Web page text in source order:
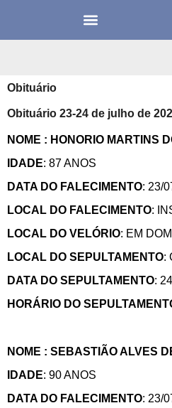
Obituário
Obituário 23-24 de julho de
NOME : HONORIO MARTINS
IDADE: 87 ANOS
DATA DO FALECIMENTO: 23/
LOCAL DO FALECIMENTO:
LOCAL DO VELÓRIO: EM
LOCAL DO SEPULTAMENTO:
DATA DO SEPULTAMENTO:
HORÁRIO DO
NOME : SEBASTIÃO ALVES
IDADE: 90 ANOS
DATA DO FALECIMENTO: 23/